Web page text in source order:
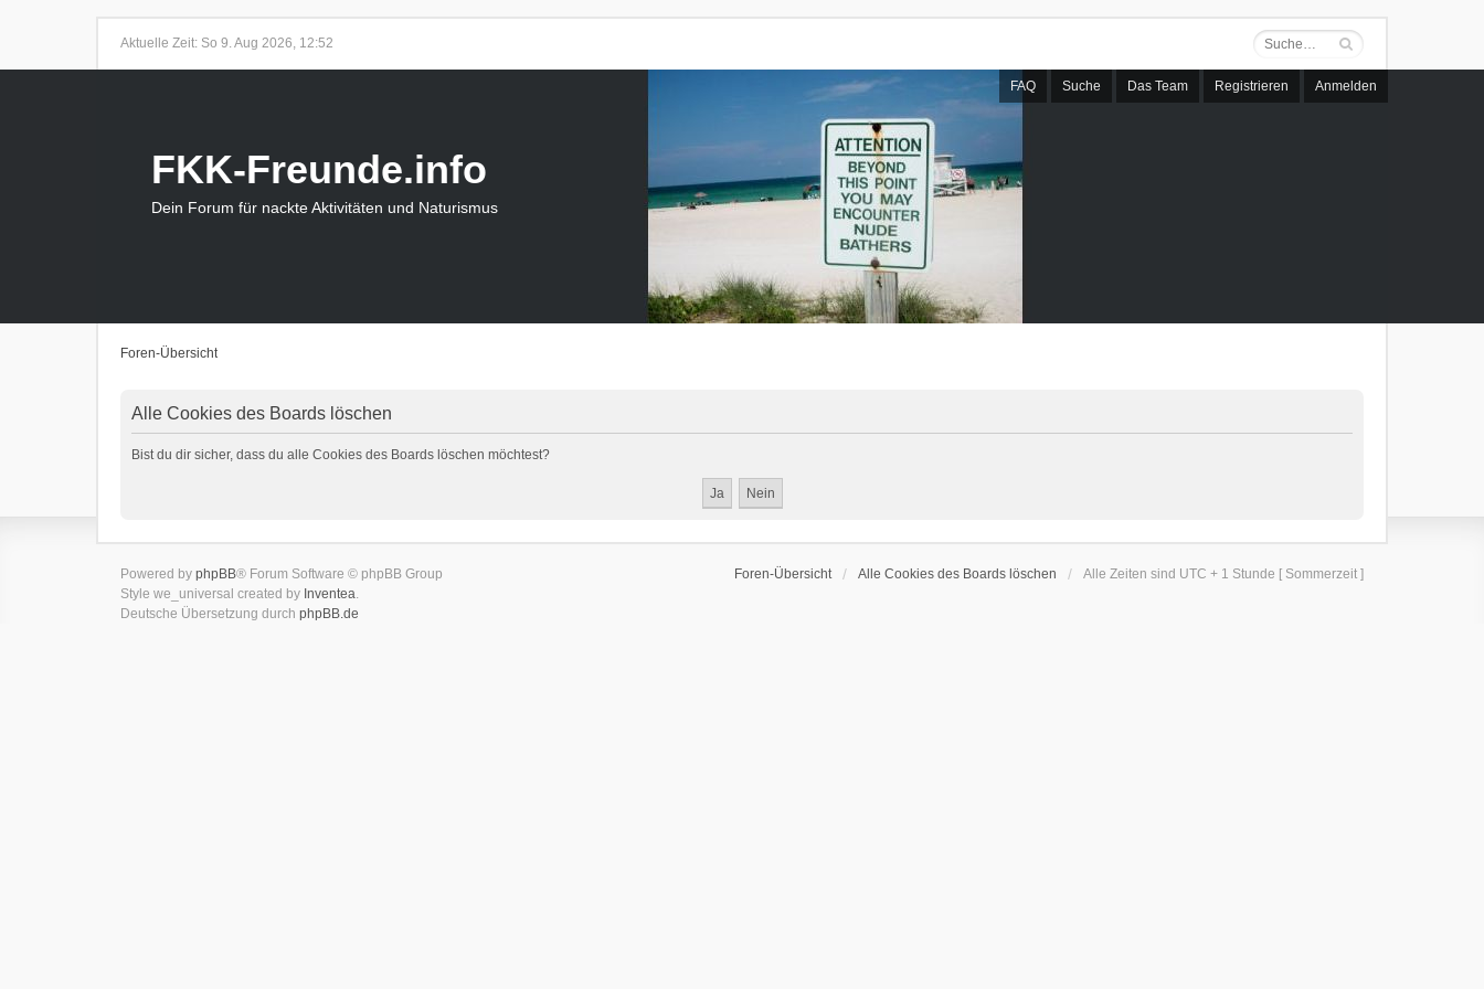
Aktuelle Zeit: So 9. Aug 2026, 12:52
FAQ Suche Das Team Registrieren Anmelden
FKK-Freunde.info
Dein Forum für nackte Aktivitäten und Naturismus
Foren-Übersicht
Alle Cookies des Boards löschen
Bist du dir sicher, dass du alle Cookies des Boards löschen möchtest?
Foren-Übersicht Alle Cookies des Boards löschen Alle Zeiten sind UTC + 1 Stunde [ Sommerzeit ]
Powered by phpBB® Forum Software © phpBB Group
Style we_universal created by Inventea.
Deutsche Übersetzung durch phpBB.de